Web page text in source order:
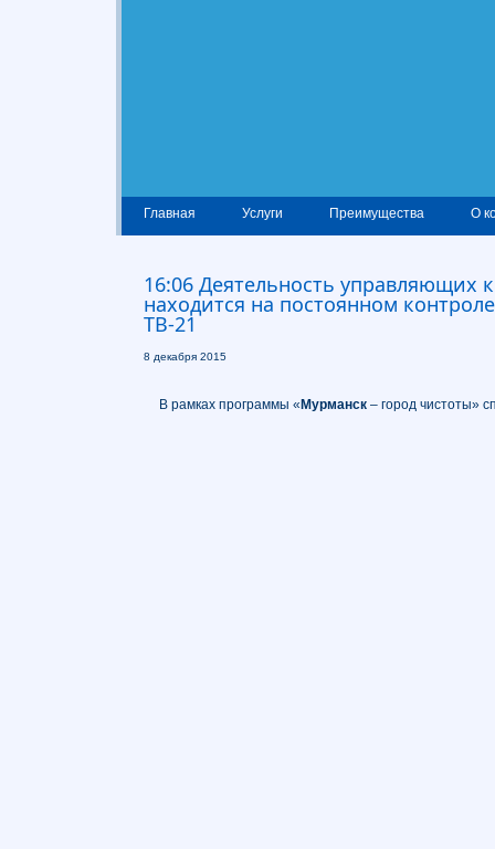
Главная Услуги Преимущества О
16:06 Деятельность управляющих
находится на постоянном
ТВ-21
8 декабря 2015
В рамках программы « Мурманск– город чистоты»